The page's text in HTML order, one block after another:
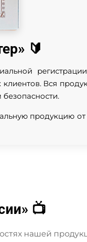
🔰
Вся
безопасности.
продукцию
📺
нашей